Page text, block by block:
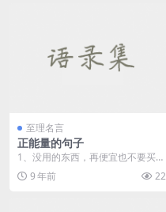
至理名言
正能量的句子
1、没用的东西，再便宜也不要买；
不爱的人，再寂寞也不要依赖。
2、...9 年前 22